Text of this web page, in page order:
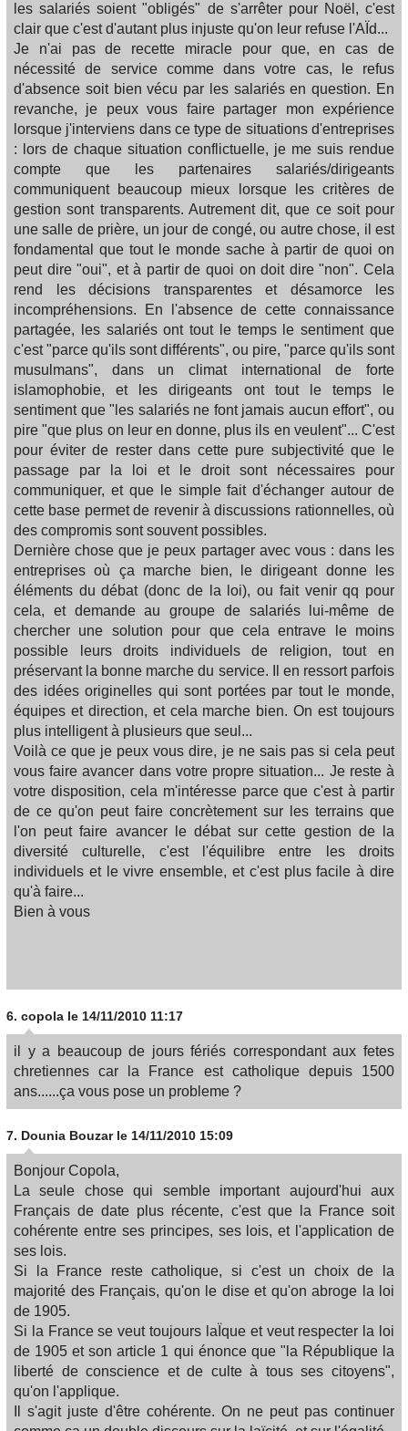
les salariés soient "obligés" de s'arrêter pour Noël, c'est
clair que c'est d'autant plus injuste qu'on leur refuse l'AÏd...
Je n'ai pas de recette miracle pour que, en cas de
nécessité de service comme dans votre cas, le refus
d'absence soit bien vécu par les salariés en question. En
revanche, je peux vous faire partager mon expérience
lorsque j'interviens dans ce type de situations d'entreprises
: lors de chaque situation conflictuelle, je me suis rendue
compte que les partenaires salariés/dirigeants
communiquent beaucoup mieux lorsque les critères de
gestion sont transparents. Autrement dit, que ce soit pour
une salle de prière, un jour de congé, ou autre chose, il est
fondamental que tout le monde sache à partir de quoi on
peut dire "oui", et à partir de quoi on doit dire "non". Cela
rend les décisions transparentes et désamorce les
incompréhensions. En l'absence de cette connaissance
partagée, les salariés ont tout le temps le sentiment que
c'est "parce qu'ils sont différents", ou pire, "parce qu'ils sont
musulmans", dans un climat international de forte
islamophobie, et les dirigeants ont tout le temps le
sentiment que "les salariés ne font jamais aucun effort", ou
pire "que plus on leur en donne, plus ils en veulent"... C'est
pour éviter de rester dans cette pure subjectivité que le
passage par la loi et le droit sont nécessaires pour
communiquer, et que le simple fait d'échanger autour de
cette base permet de revenir à discussions rationnelles, où
des compromis sont souvent possibles.
Dernière chose que je peux partager avec vous : dans les
entreprises où ça marche bien, le dirigeant donne les
éléments du débat (donc de la loi), ou fait venir qq pour
cela, et demande au groupe de salariés lui-même de
chercher une solution pour que cela entrave le moins
possible leurs droits individuels de religion, tout en
préservant la bonne marche du service. Il en ressort parfois
des idées originelles qui sont portées par tout le monde,
équipes et direction, et cela marche bien. On est toujours
plus intelligent à plusieurs que seul...
Voilà ce que je peux vous dire, je ne sais pas si cela peut
vous faire avancer dans votre propre situation... Je reste à
votre disposition, cela m'intéresse parce que c'est à partir
de ce qu'on peut faire concrètement sur les terrains que
l'on peut faire avancer le débat sur cette gestion de la
diversité culturelle, c'est l'équilibre entre les droits
individuels et le vivre ensemble, et c'est plus facile à dire
qu'à faire...
Bien à vous
6. copola le 14/11/2010 11:17
il y a beaucoup de jours fériés correspondant aux fetes
chretiennes car la France est catholique depuis 1500
ans......ça vous pose un probleme ?
7. Dounia Bouzar le 14/11/2010 15:09
Bonjour Copola,
La seule chose qui semble important aujourd'hui aux
Français de date plus récente, c'est que la France soit
cohérente entre ses principes, ses lois, et l'application de
ses lois.
Si la France reste catholique, si c'est un choix de la
majorité des Français, qu'on le dise et qu'on abroge la loi
de 1905.
Si la France se veut toujours laÏque et veut respecter la loi
de 1905 et son article 1 qui énonce que "la République la
liberté de conscience et de culte à tous ses citoyens",
qu'on l'applique.
Il s'agit juste d'être cohérente. On ne peut pas continuer